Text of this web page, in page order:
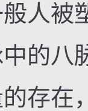
人被
的八
存在